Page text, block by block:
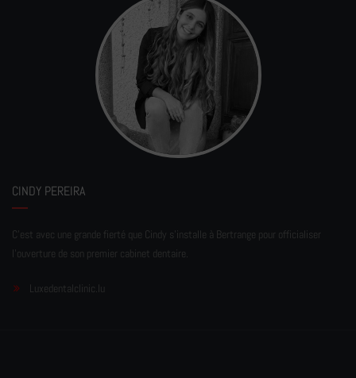
CINDY PEREIRA
C'est avec une grande fierté que Cindy s'installe à Bertrange pour officialiser
l'ouverture de son premier cabinet dentaire.
Luxedentalclinic.lu